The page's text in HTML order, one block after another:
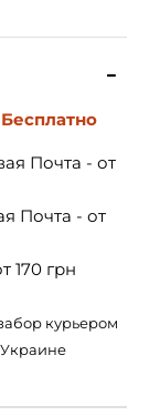
Бесплатно
Почта - от
Почта - от
170 грн
курьером
Украине